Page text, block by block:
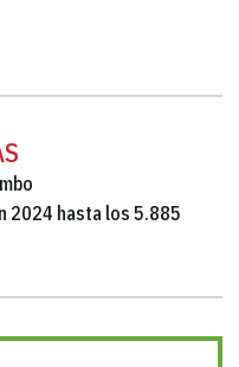
2024 hasta los 5.885